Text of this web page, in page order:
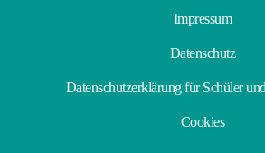
Impressum
Datenschutz
Datenschutzerklärung für Schüler
Cookies